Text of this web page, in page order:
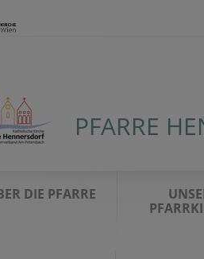
PFARRE
DIE PFARRE